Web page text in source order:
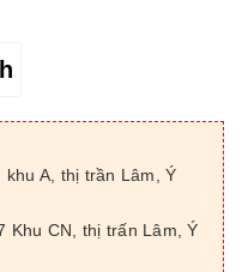
A, thị trần Lâm, Ý
Khu CN, thị trấn Lâm, Ý